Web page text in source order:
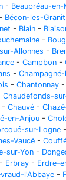
- Beaupréau-en-
- Bécon-les-
- Blain -
-
Allonnes -
- Campbon -
-
- Chantonnay -
Chaudefonds-
- Chauvé -
en-Anjou -
sur-Logne -
Vaucé -
sur-Yon -
- Erbray - Erdre-
l'Abbaye -